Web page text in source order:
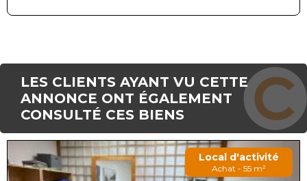
LES CLIENTS AYANT VU CETTE
ANNONCE ONT ÉGALEMENT
CONSULTÉ CES BIENS
Local d'activité
Achat - 55 m²